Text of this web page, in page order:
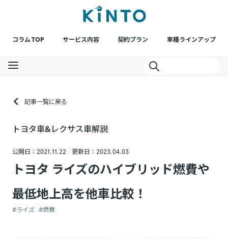
コラム TOP サービス内容 契約プラン 車種ラインアップ
記事一覧に戻る
トヨタ車&レクサス車解説
公開日：2021.11.22 更新日：2023.04.03
トヨタ ライズのハイブリッド燃費や
最低地上高を他車比較！
#ライズ #燃費